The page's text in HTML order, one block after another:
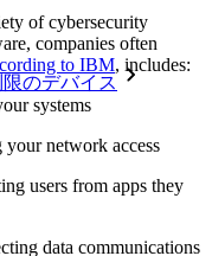
のデバイス
of cybersecurity
companies often
to IBM, includes:
systems
network access
users from apps they
data communications